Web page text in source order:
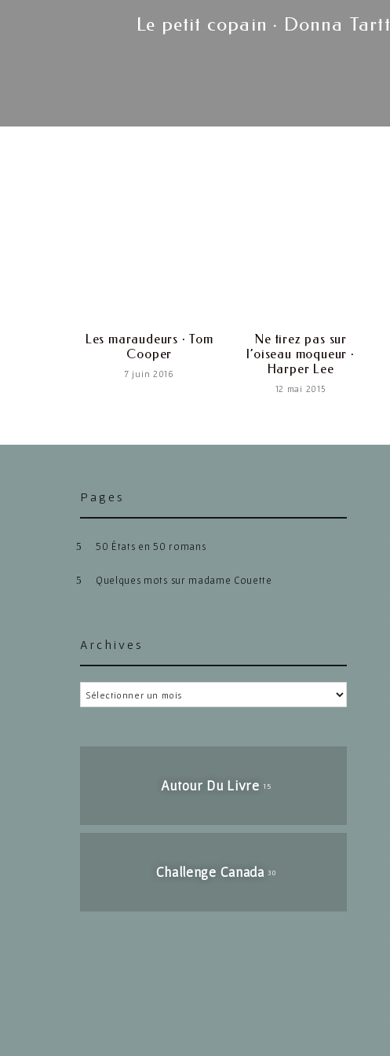
Previous
Le petit copain · Donna Tartt
Les maraudeurs · Tom
Cooper
7 juin 2016
Ne tirez pas sur
l’oiseau moqueur ·
Harper Lee
12 mai 2015
Pages
50 États en 50 romans
Quelques mots sur madame Couette
Archives
Archives
Autour Du Livre 15
Challenge Canada 30